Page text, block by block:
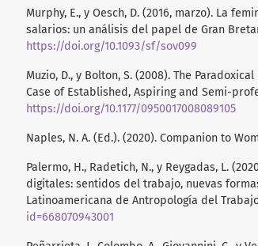
Murphy, E., y Oesch, D. (2016, marzo). La
salarios: un análisis del papel de Gran
https://doi.org/10.1093/sf/sov099
Muzio, D., y Bolton, S. (2008). The
Case of Established, Aspiring and Semi-
https://doi.org/10.1177/0950017008089105
Naples, N. A. (Ed.). (2020). Companion to
Palermo, H., Radetich, N., y Reygadas, L.
digitales: sentidos del trabajo, nuevas
Latinoamericana de Antropología del
id=668070943001